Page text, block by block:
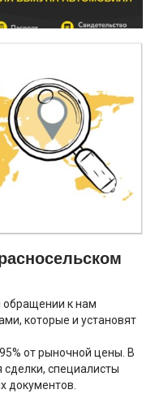
обращении к нам
которые и установят
от рыночной цены. В
сделки, специалисты
документов.